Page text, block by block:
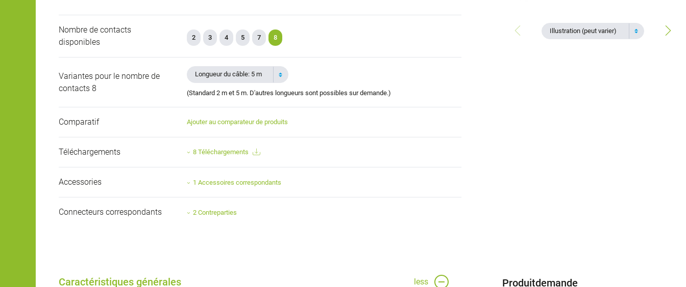
Illustration (peut varier)
Nombre de contacts
disponibles
2 3 4 5 7 8
Variantes pour le nombre de
contacts 8
Longueur du câble: 5 m
(Standard 2 m et 5 m. D'autres longueurs sont possibles sur demande.)
Comparatif Ajouter au comparateur de produits
Téléchargements 8 Téléchargements
Accessories 1 Accessoires correspondants
Connecteurs correspondants 2 Contreparties
Caractéristiques générales less Produitdemande